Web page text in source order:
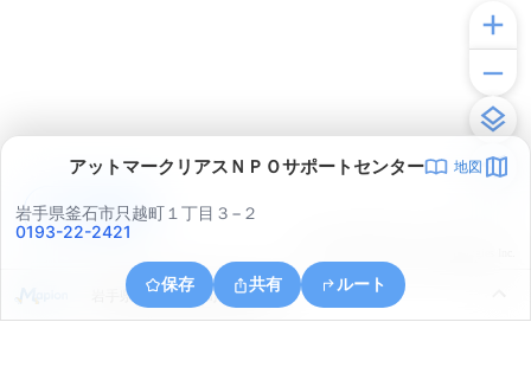
アットマークリアスＮＰＯサポートセンター 地図
岩手県釜石市只越町１丁目３−２
0193-22-2421
保存 共有 ルート
岩手県釜石市両石町第４地割
アプリで見る